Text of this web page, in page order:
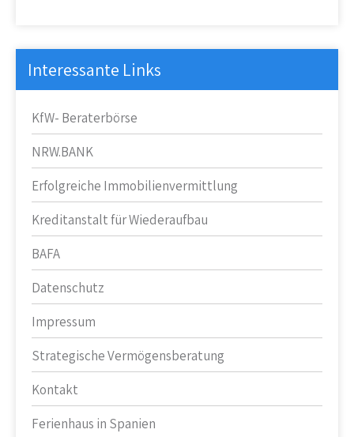
Interessante Links
KfW- Beraterbörse
NRW.BANK
Erfolgreiche Immobilienvermittlung
Kreditanstalt für Wiederaufbau
BAFA
Datenschutz
Impressum
Strategische Vermögensberatung
Kontakt
Ferienhaus in Spanien